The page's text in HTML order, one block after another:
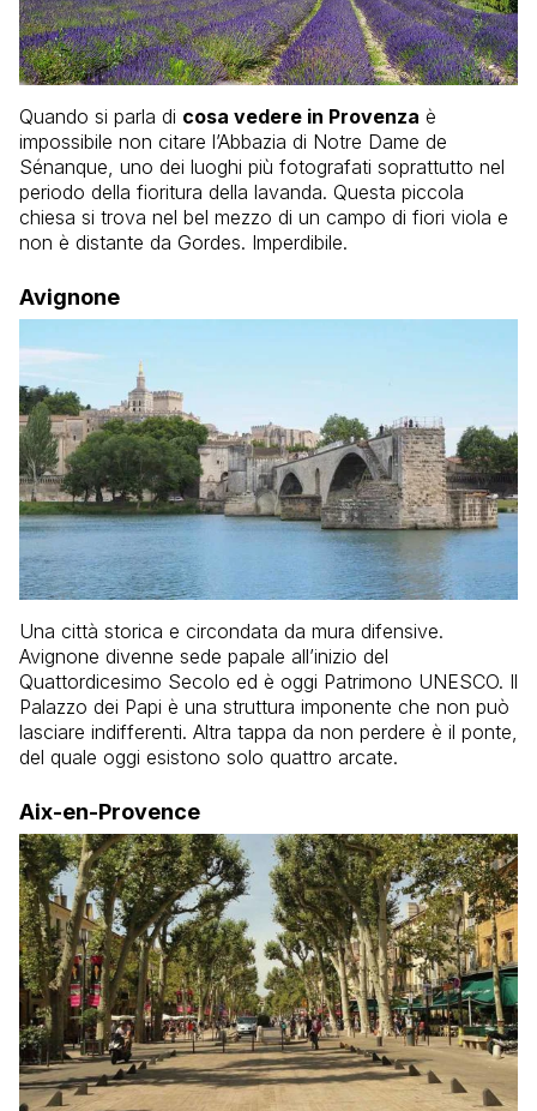
Quando si parla di cosa vedere in Provenza è
impossibile non citare l’Abbazia di Notre Dame de
Sénanque, uno dei luoghi più fotografati soprattutto nel
periodo della fioritura della lavanda. Questa piccola
chiesa si trova nel bel mezzo di un campo di fiori viola e
non è distante da Gordes. Imperdibile.
Avignone
Una città storica e circondata da mura difensive.
Avignone divenne sede papale all’inizio del
Quattordicesimo Secolo ed è oggi Patrimono UNESCO. Il
Palazzo dei Papi è una struttura imponente che non può
lasciare indifferenti. Altra tappa da non perdere è il ponte,
del quale oggi esistono solo quattro arcate.
Aix-en-Provence